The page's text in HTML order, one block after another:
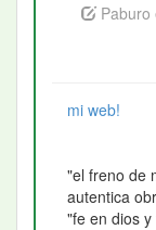
Paburo
mi web!
"el freno de
autentica
"fe en dios